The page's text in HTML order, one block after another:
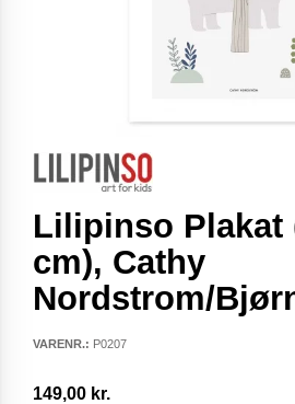
Lilipinso Plakat
cm), Cathy
Nordstrom/
VARENR.: P0207
149,00 kr.